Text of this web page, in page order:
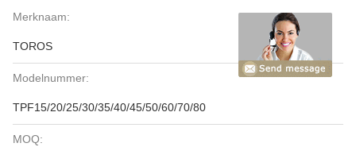
Merknaam:
TOROS
Modelnummer:
TPF15/20/25/30/35/40/45/50/60/70/80
MOQ: